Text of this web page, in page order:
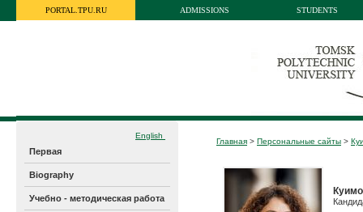
PORTAL.TPU.RU ADMISSIONS STUDENTS
English
Первая
Biography
Учебно - методическая работа
Главная > Персональные сайты >